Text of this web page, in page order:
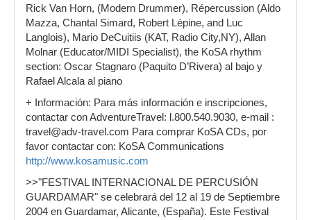
Rick Van Horn, (Modern Drummer), Répercussion (Aldo
Mazza, Chantal Simard, Robert Lépine, and Luc
Langlois), Mario DeCuitiis (KAT, Radio City,NY), Allan
Molnar (Educator/MIDI Specialist), the KoSA rhythm
section: Oscar Stagnaro (Paquito D’Rivera) al bajo y
Rafael Alcala al piano
+ Información: Para más información e inscripciones,
contactar con AdventureTravel: l.800.540.9030, e-mail :
travel@adv-travel.com Para comprar KoSA CDs, por
favor contactar con: KoSA Communications
http://www.kosamusic.com
>>"FESTIVAL INTERNACIONAL DE PERCUSIÓN
GUARDAMAR" se celebrará del 12 al 19 de Septiembre
2004 en Guardamar, Alicante, (España). Este Festival